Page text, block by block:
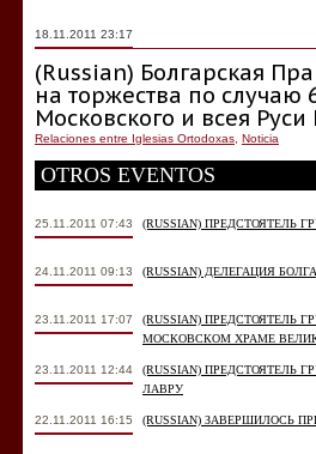
18.11.2011 23:17
(Russian) Болгарская
на торжества по случаю
Московского и всея
Relaciones entre Iglesias Ortodoxas Noticia
OTROS EVENTOS
25.11.2011 07:43 (RUSSIAN) ПРЕДСТОЯТЕЛЬ
24.11.2011 09:13 (RUSSIAN) ДЕЛЕГАЦИЯ
23.11.2011 17:07
(RUSSIAN)
МОСКОВСКОМ ХРАМЕ
23.11.2011 12:44
(RUSSIAN)
ЛАВРУ
22.11.2011 16:15 (RUSSIAN) ЗАВЕРШИЛОСЬ